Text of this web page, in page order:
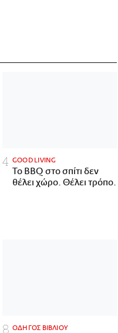
GOOD LIVING
Το BBQ στο σπίτι δεν
θέλει χώρο. Θέλει τρόπο.
ΟΔΗΓΟΣ ΒΙΒΛΙΟΥ